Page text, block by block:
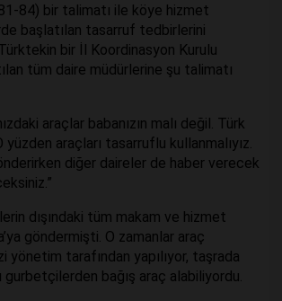
84) bir talimatı ile köye hizmet
başlatılan tasarruf tedbirlerini
bir İl Koordinasyon Kurulu
tüm daire müdürlerine şu talimatı
araçlar babanızın malı değil. Türk
yüzden araçları tasarruflu kullanmalıyız.
diğer daireler de haber verecek
dışındaki tüm makam ve hizmet
göndermişti. O zamanlar araç
yönetim tarafından yapılıyor, taşrada
gurbetçilerden bağış araç alabiliyordu.